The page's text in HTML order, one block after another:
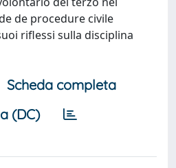
de procedure civile
riflessi sulla disciplina
Scheda completa
(DC)